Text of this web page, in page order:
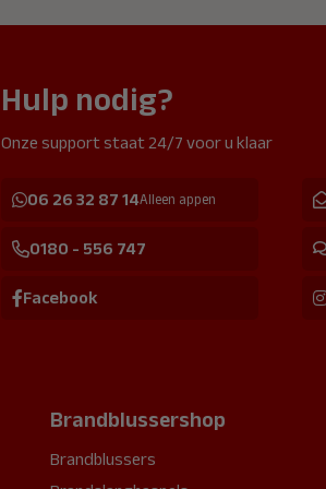
Hulp nodig?
Onze support staat 24/7 voor u klaar
06 26 32 87 14Alleen appen
0180 - 556 747
Facebook
Brandblussershop
Brandblussers